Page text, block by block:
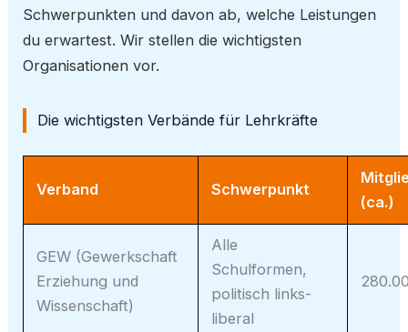
Schwerpunkten und davon ab, welche Leistungen
du erwartest. Wir stellen die wichtigsten
Organisationen vor.
Die wichtigsten Verbände für Lehrkräfte
Verband Schwerpunkt
(ca.)
GEW (Gewerkschaft
Erziehung und
Wissenschaft)
Alle
Schulformen,
politisch links-
liberal